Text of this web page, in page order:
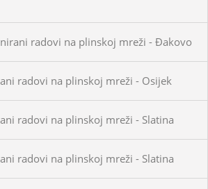
radovi na plinskoj mreži - Đakovo
radovi na plinskoj mreži - Osijek
radovi na plinskoj mreži - Slatina
radovi na plinskoj mreži - Slatina